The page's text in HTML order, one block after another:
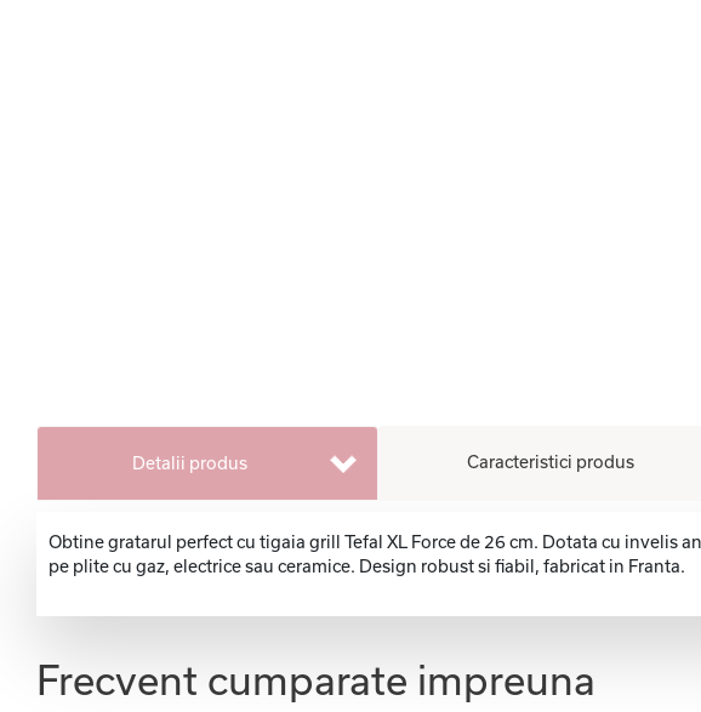
Detalii produs Caracteristici produs
Obtine gratarul perfect cu tigaia grill Tefal XL Force de 26 cm. Dotata cu
pe plite cu gaz, electrice sau ceramice. Design robust si fiabil, fabricat in Franta.
Frecvent cumparate impreuna